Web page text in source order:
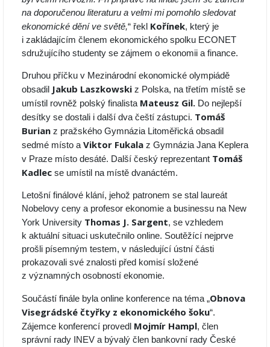
na doporučenou literaturu a velmi mi pomohlo sledovat
ekonomické dění ve světě,“ řekl Kořínek, který je
i zakládajícím členem ekonomického spolku ECONET
sdružujícího studenty se zájmem o ekonomii a finance.
Druhou příčku v Mezinárodní ekonomické olympiádě
obsadil Jakub Laszkowski z Polska, na třetím místě se
umístil rovněž polský finalista Mateusz Gil. Do nejlepší
desítky se dostali i další dva čeští zástupci. Tomáš
Burian z pražského Gymnázia Litoměřická obsadil
sedmé místo a Viktor Fukala z Gymnázia Jana Keplera
v Praze místo desáté. Další český reprezentant Tomáš
Kadlec se umístil na místě dvanáctém.
Letošní finálové klání, jehož patronem se stal laureát
Nobelovy ceny a profesor ekonomie a businessu na New
York University Thomas J. Sargent, se vzhledem
k aktuální situaci uskutečnilo online. Soutěžící nejprve
prošli písemným testem, v následující ústní části
prokazovali své znalosti před komisí složené
z významných osobností ekonomie.
Součástí finále byla online konference na téma „Obnova
Visegrádské čtyřky z ekonomického šoku“.
Zájemce konferencí provedl Mojmír Hampl, člen
správní rady INEV a bývalý člen bankovní rady České